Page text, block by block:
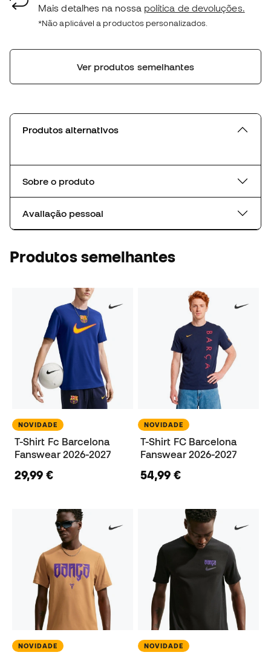
Mais detalhes na nossa política de devoluções.
*Não aplicável a productos personalizados.
Ver produtos semelhantes
Produtos alternativos
Sobre o produto
Avaliação pessoal
Produtos semelhantes
NOVIDADE
T-Shirt Fc Barcelona
Fanswear 2026-2027
29,99 €
NOVIDADE
T-Shirt FC Barcelona
Fanswear 2026-2027
54,99 €
NOVIDADE NOVIDADE